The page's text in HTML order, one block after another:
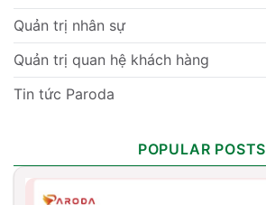
Quản trị nhân sự
Quản trị quan hệ khách hàng
Tin tức Paroda
POPULAR POSTS